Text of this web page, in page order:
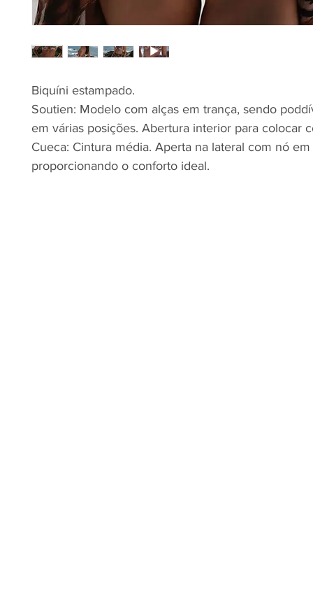
Biquíni estampado.
Soutien: Modelo com alças em trança, sendo
em várias posições. Abertura interior para colocar
Cueca: Cintura média. Aperta na lateral com nó em
proporcionando o conforto ideal.